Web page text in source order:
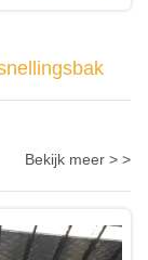
Bekijk meer > >